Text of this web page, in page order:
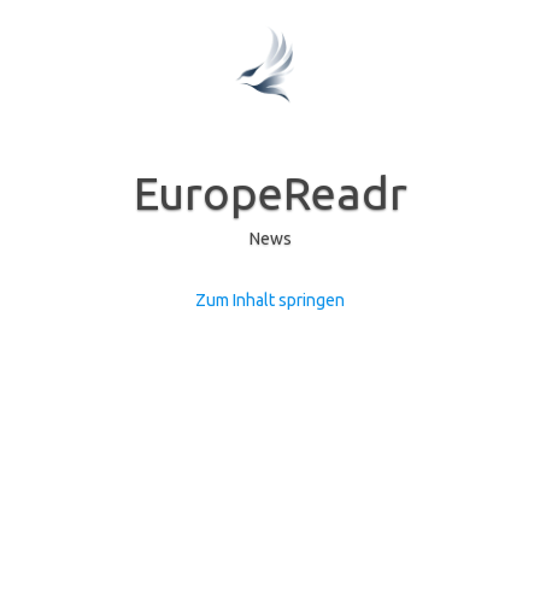
EuropeReadr
News
Zum Inhalt springen